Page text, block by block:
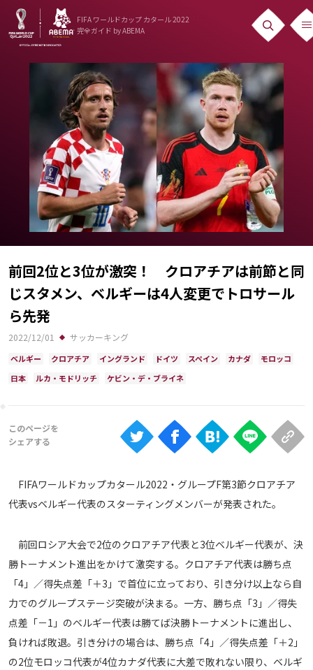
FIFA ワールドカップ カタール 2022
完全ガイド by ABEMA
ニュース
出場国
Teams
日本代表
Team Japan
日程・結果
Schedule
ランキング
Ranking
大会について
About
視聴方法
ABEMAの視聴について
Android
Web
TV
メディアアライアンス
前回2位と3位が激突！ クロアチアは前節と同
じスタメン、ベルギーは4人変更でトロサール
ら先発
2022/12/01 サッカーキング
ベルギー クロアチア イングランド ドイツ スペイン カナダ
モロッコ
日本
ルカ・モドリッチ ケビン・デ・ブライネ
FIFAワールドカップカタール2022・グループF第3節クロアチア
代表vsベルギー代表のスターティングメンバーが発表された。
前回ロシア大会で2位のクロアチア代表と3位ベルギー代表が、決
勝トーナメント進出をかけて激突する。クロアチア代表は勝ち点
「4」／得失点差「＋3」で首位に立っており、引き分け以上なら自
力でのグループステージ突破が決まる。一方、勝ち点「3」／得失
点差「－1」のベルギー代表は勝てば決勝トーナメントに進出し、
負ければ敗退。引き分けの場合は、勝ち点「4」／得失点差「＋2」
の2位モロッコ代表が4位カナダ代表に大差で敗れない限り、ベルギ